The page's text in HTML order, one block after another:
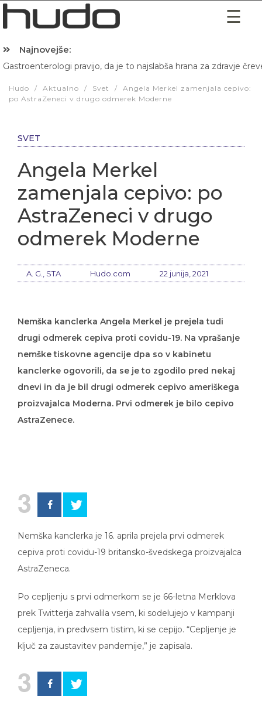
Najnovejše:
Gastroenterologi pravijo, da je to najslabša hrana za zdravje
Hudo / Aktualno / Svet /
Angela Merkel zamenjala cepivo:
po AstraZeneci v drugo odmerek Moderne
SVET
Angela Merkel
zamenjala cepivo: po
AstraZeneci v drugo
odmerek Moderne
A. G., STA Hudo.com 22 junija, 2021
Nemška kanclerka Angela Merkel je prejela tudi
drugi odmerek cepiva proti covidu-19. Na vprašanje
nemške tiskovne agencije dpa so v kabinetu
kanclerke ogovorili, da se je to zgodilo pred nekaj
dnevi in da je bil drugi odmerek cepivo ameriškega
proizvajalca Moderna. Prvi odmerek je bilo cepivo
AstraZenece.
3
Nemška kanclerka je 16. aprila prejela prvi odmerek
cepiva proti covidu-19 britansko-švedskega proizvajalca
AstraZeneca.
Po cepljenju s prvi odmerkom se je 66-letna Merklova
prek Twitterja zahvalila vsem, ki sodelujejo v kampanji
cepljenja, in predvsem tistim, ki se cepijo. “Cepljenje je
ključ za zaustavitev pandemije,” je zapisala.
3